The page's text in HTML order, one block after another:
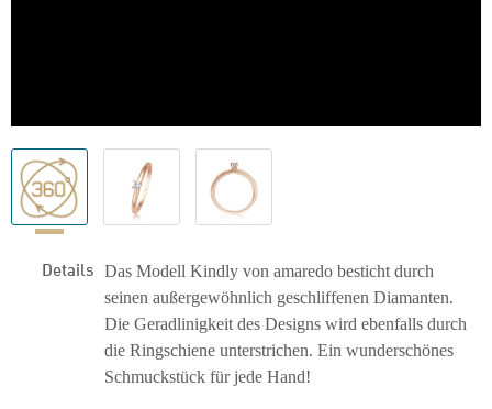
Details Das Modell Kindly von amaredo besticht durch
seinen außergewöhnlich geschliffenen Diamanten.
Die Geradlinigkeit des Designs wird ebenfalls durch
die Ringschiene unterstrichen. Ein wunderschönes
Schmuckstück für jede Hand!